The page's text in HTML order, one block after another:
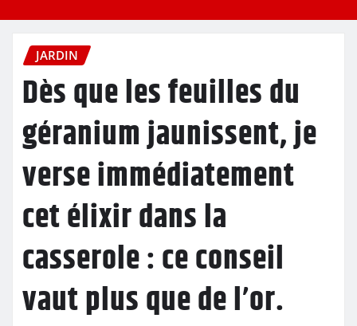
JARDIN
Dès que les feuilles du
géranium jaunissent, je
verse immédiatement
cet élixir dans la
casserole : ce conseil
vaut plus que de l’or.